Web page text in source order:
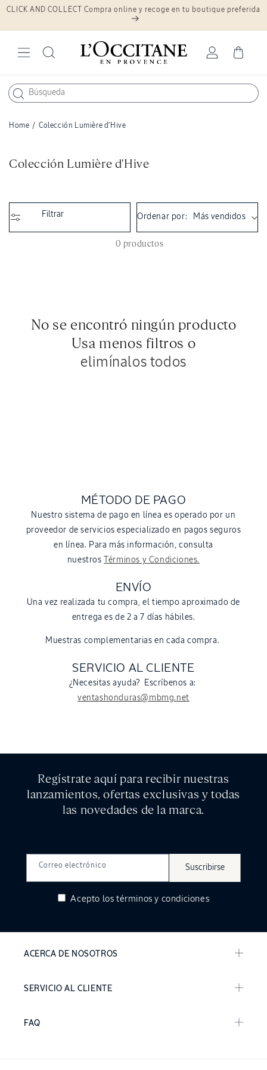
Ir
CLICK AND COLLECT Compra online y recoge en tu boutique preferida
sesión
Carrito
Home / Colección Lumière d'Hive
C
Colección Lumière d'Hive
Filtrar Ordenar por:
0 productos
No se encontró ningún producto
Usa menos filtros o
elimínalos todos
MÉTODO DE PAGO
Nuestro sistema de pago en línea es operado por un
proveedor de servicios especializado en pagos seguros
en línea. Para más información, consulta
nuestros
Términos y Condiciones.
ENVÍO
Una vez realizada tu compra, el tiempo aproximado de
entrega es de 2 a 7 días hábiles.
Muestras complementarias en cada compra.
SERVICIO AL CLIENTE
¿Necesitas ayuda? Escríbenos a:
ventashonduras@mbmg.net
Regístrate aquí para recibir nuestras
lanzamientos, ofertas exclusivas y todas
las novedades de la marca.
Correo electrónico Suscribirse
Acepto los términos y condiciones
ACERCA DE NOSOTROS
SERVICIO AL CLIENTE
FAQ